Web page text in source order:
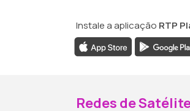
Instale a aplicação RTP
Redes de